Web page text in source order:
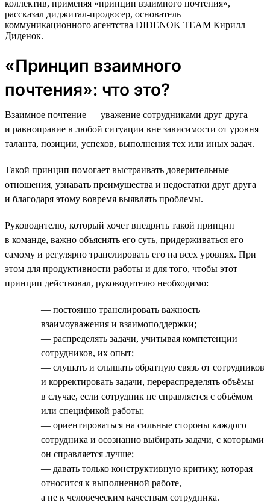
коллектив, применяя «принцип взаимного почтения»,
рассказал диджитал-продюсер, основатель
коммуникационного агентства DIDENOK TEAM Кирилл
Диденок.
«Принцип взаимного
почтения»: что это?
Взаимное почтение — уважение сотрудниками друг друга
и равноправие в любой ситуации вне зависимости от уровня
таланта, позиции, успехов, выполнения тех или иных задач.
Такой принцип помогает выстраивать доверительные
отношения, узнавать преимущества и недостатки друг друга
и благодаря этому вовремя выявлять проблемы.
Руководителю, который хочет внедрить такой принцип
в команде, важно объяснять его суть, придерживаться его
самому и регулярно транслировать его на всех уровнях. При
этом для продуктивности работы и для того, чтобы этот
принцип действовал, руководителю необходимо:
— постоянно транслировать важность
взаимоуважения и взаимоподдержки;
— распределять задачи, учитывая компетенции
сотрудников, их опыт;
— слушать и слышать обратную связь от сотрудников
и корректировать задачи, перераспределять объёмы
в случае, если сотрудник не справляется с объёмом
или спецификой работы;
— ориентироваться на сильные стороны каждого
сотрудника и осознанно выбирать задачи, с которыми
он справляется лучше;
— давать только конструктивную критику, которая
относится к выполненной работе,
а не к человеческим качествам сотрудника.